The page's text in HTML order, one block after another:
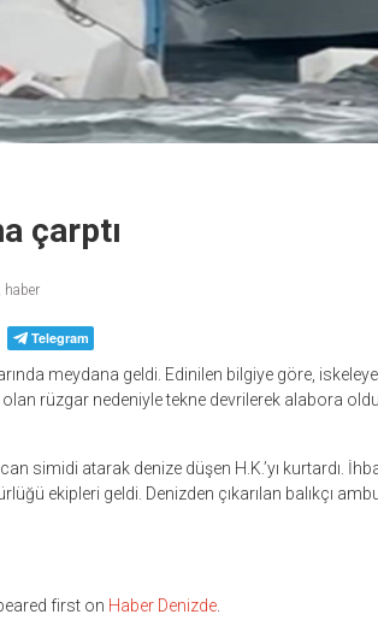
çarptı
haber
Telegram
meydana geldi. Edinilen bilgiye göre,
rüzgar nedeniyle tekne devrilerek alabora
simidi atarak denize düşen H.K.’yı kurtardı.
ekipleri geldi. Denizden çıkarılan balıkçı
first on Haber Denizde.